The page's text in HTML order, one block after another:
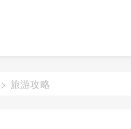
> 旅游攻略